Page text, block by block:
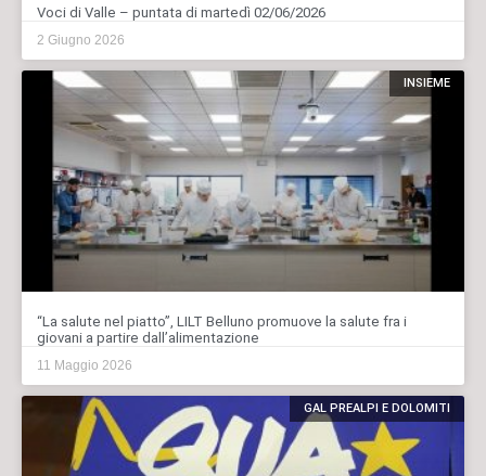
Voci di Valle – puntata di martedì 02/06/2026
2 Giugno 2026
INSIEME
“La salute nel piatto”, LILT Belluno promuove la salute fra i
giovani a partire dall’alimentazione
11 Maggio 2026
GAL PREALPI E DOLOMITI